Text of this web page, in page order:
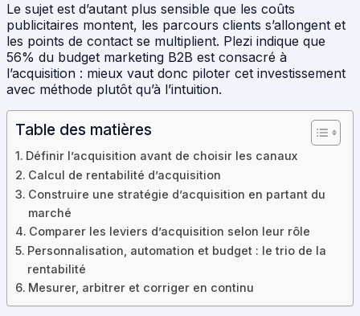
Le sujet est d’autant plus sensible que les coûts
publicitaires montent, les parcours clients s’allongent et
les points de contact se multiplient. Plezi indique que
56% du budget marketing B2B est consacré à
l’acquisition : mieux vaut donc piloter cet investissement
avec méthode plutôt qu’à l’intuition.
Table des matières
Définir l’acquisition avant de choisir les canaux
Calcul de rentabilité d’acquisition
Construire une stratégie d’acquisition en partant du
marché
Comparer les leviers d’acquisition selon leur rôle
Personnalisation, automation et budget : le trio de la
rentabilité
Mesurer, arbitrer et corriger en continu